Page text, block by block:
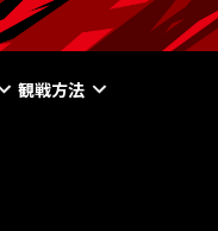
観戦方法